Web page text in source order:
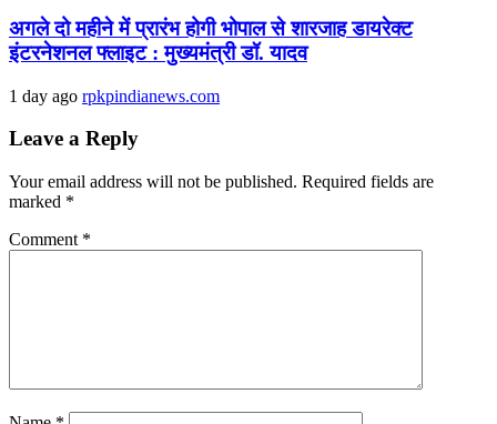
अगले दो महीने में प्रारंभ होगी भोपाल से शारजाह डायरेक्ट
इंटरनेशनल फ्लाइट : मुख्यमंत्री डॉ. यादव
1 day ago rpkpindianews.com
Leave a Reply
Your email address will not be published. Required fields are
marked *
Comment *